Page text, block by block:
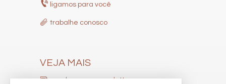
ligamos para você
trabalhe conosco
VEJA MAIS
receba nosso newsletter